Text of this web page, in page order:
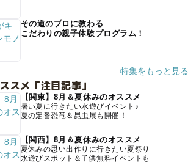
その道のプロに教わる
こだわりの親子体験プログラム！
特集をもっと見る
スメ「注目記事」
【関東】8月＆夏休みのオススメ
暑い夏に行きたい水遊びイベント♪
夏の定番恐竜＆昆虫展も開催！
【関西】8月＆夏休みのオススメ
夏休みの思い出作りに行きたい夏祭り
水遊びスポット＆子供無料イベントも